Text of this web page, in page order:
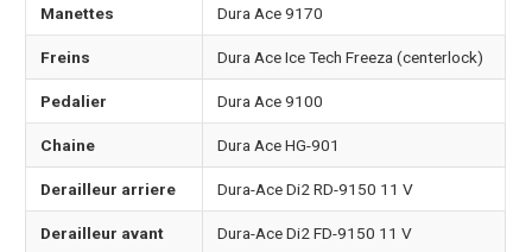
Manettes Dura Ace 9170
Freins Dura Ace Ice Tech Freeza (centerlock)
Pedalier Dura Ace 9100
Chaine Dura Ace HG-901
Derailleur arriere Dura-Ace Di2 RD-9150 11 V
Derailleur avant Dura-Ace Di2 FD-9150 11 V